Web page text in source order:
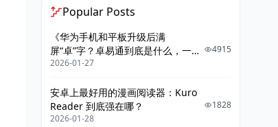
完整 V600 配置
手动设置交换机时间
三、手动即时触发同步（强制 NTP 同
步）
方法一：重置 NTP 客户端（最常用）
方法二：关闭再开启 ntp-
Popular Posts
《华为手机和平板升级后满
屏“卓”字？卓易通到底是什么，一篇
给你讲明白》
2026-01-27
4915
安卓上最好用的漫画阅读器：Kuro
Reader 到底强在哪？
2026-01-28
1828